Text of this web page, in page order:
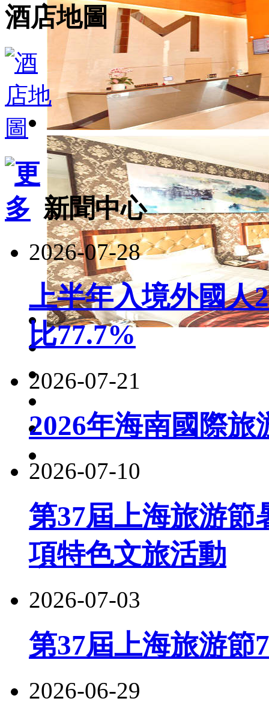
酒店地圖
新聞中心
2026-07-28
上半年入境外國人
比77.7%
2026-07-21
2026年海南國際旅
2026-07-10
第37屆上海旅游節
項特色文旅活動
2026-07-03
第37屆上海旅游節
2026-06-29